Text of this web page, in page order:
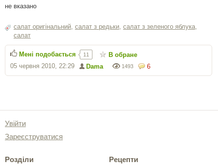
не вказано
салат оригінальний салат з редьки салат з зеленого яблука
салат
6
1493
Dama
05 червня 2010, 22:29
Мені подобається 11 В обране
Увійти
Зареєструватися
Розділи Рецепти